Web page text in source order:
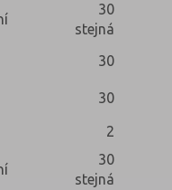
30
stejná
30
30
2
30
stejná